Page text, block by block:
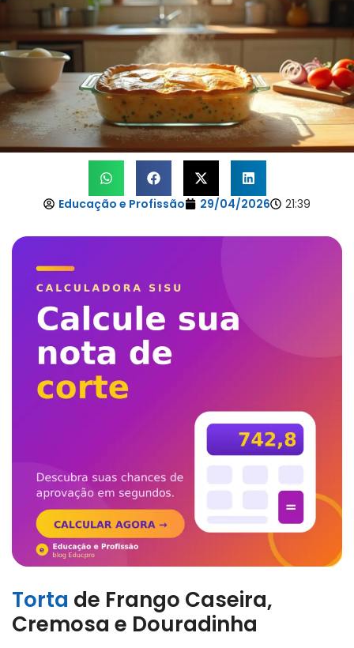
Educação e Profissão 29/04/2026 21:39
Torta de Frango Caseira,
Cremosa e Douradinha